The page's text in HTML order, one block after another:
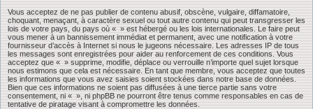
Vous acceptez de ne pas publier de contenu abusif, obscène, vulgaire, diffamatoire,
choquant, menaçant, à caractère sexuel ou tout autre contenu qui peut transgresser les
lois de votre pays, du pays où « » est hébergé ou les lois internationales. Le faire peut
vous mener à un bannissement immédiat et permanent, avec une notification à votre
fournisseur d’accès à Internet si nous le jugeons nécessaire. Les adresses IP de tous
les messages sont enregistrées pour aider au renforcement de ces conditions. Vous
acceptez que « » supprime, modifie, déplace ou verrouille n’importe quel sujet lorsque
nous estimons que cela est nécessaire. En tant que membre, vous acceptez que toutes
les informations que vous avez saisies soient stockées dans notre base de données.
Bien que ces informations ne soient pas diffusées à une tierce partie sans votre
consentement, ni « », ni phpBB ne pourront être tenus comme responsables en cas de
tentative de piratage visant à compromettre les données.